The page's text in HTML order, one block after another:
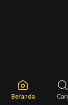
Beranda Cari